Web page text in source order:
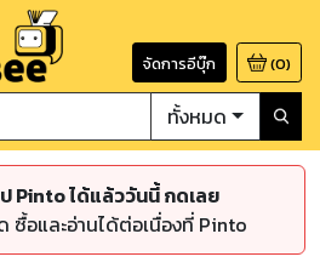
จัดการอีบุ๊ก (0)
ทั้งหมด
Pinto ได้แล้ววันนี้ กดเลย
ซื้อและอ่านได้ต่อเนื่องที่ Pinto